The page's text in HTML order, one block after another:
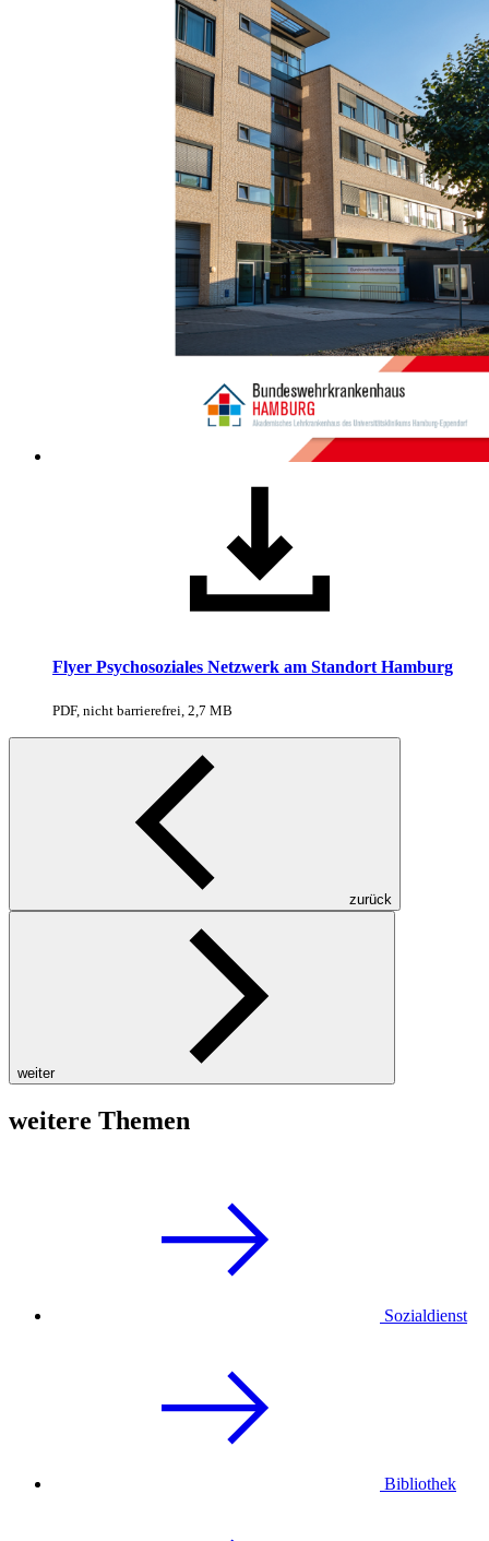
Flyer Psychosoziales Netzwerk am Standort Hamburg
PDF, nicht barrierefrei, 2,7 MB
zurück
weiter
weitere Themen
Sozialdienst
Bibliothek